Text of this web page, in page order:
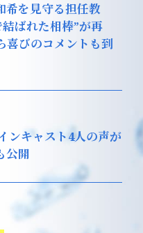
希を見守る担任教
ばれた相棒”が再
喜びのコメントも到
ンキャスト4人の声が
公開